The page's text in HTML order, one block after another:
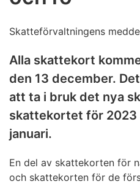
Skatteförvaltningens
Alla skattekort
den 13 december.
att ta i bruk det nya
skattekortet för 2023
januari.
En del av skattekorten för
och skattekorten för de